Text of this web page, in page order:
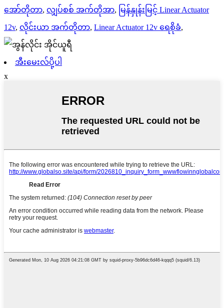
အော်တိုတာ, လျှပ်စစ် အက်တိုအာ, မြန်နှုန်းမြင့် Linear Actuator
12v, လိုင်းယာ အက်တိုတာ, Linear Actuator 12v ရေစိုခံ,
အီးမေးလ်ပို့ပါ
x